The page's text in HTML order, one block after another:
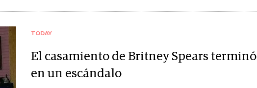
TODAY
El casamiento de Britney Spears terminó
en un escándalo